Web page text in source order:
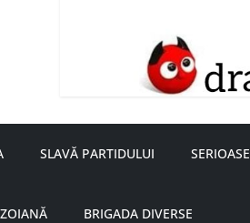
SLAVĂ PARTIDULUI SERIOASE
BRIGADA DIVERSE